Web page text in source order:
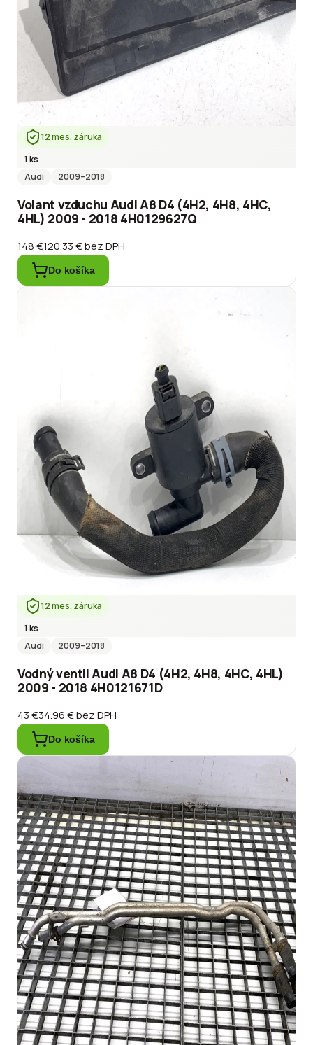
12 mes. záruka
1 ks
Audi
2009–2018
Volant vzduchu Audi A8 D4 (4H2, 4H8, 4HC,
4HL) 2009 - 2018 4H0129627Q
148 €120.33 €bez DPH
Do košíka
12 mes. záruka
1 ks
Audi
2009–2018
Vodný ventil Audi A8 D4 (4H2, 4H8, 4HC, 4HL)
2009 - 2018 4H0121671D
43 €34.96 €bez DPH
Do košíka